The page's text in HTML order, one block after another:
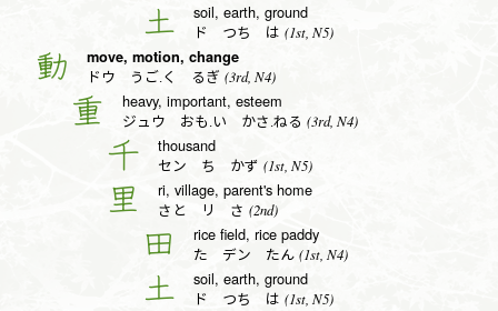
土 soil, earth, ground
ド つち は (1st, N5)
動 move, motion, change
ドウ うご.く るぎ (3rd, N4)
重 heavy, important, esteem
ジュウ おも.い かさ.ねる (3rd, N4)
千 thousand
セン ち かず (1st, N5)
里 ri, village, parent's home
さと リ さ (2nd)
田 rice field, rice paddy
た デン たん (1st, N4)
土 soil, earth, ground
ド つち は (1st, N5)